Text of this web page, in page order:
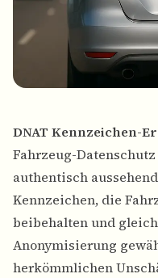
DNAT Kennzeichen-
Fahrzeug-
authentisch
Kennzeichen, die
beibehalten und
Anonymisierung
herkömmlichen